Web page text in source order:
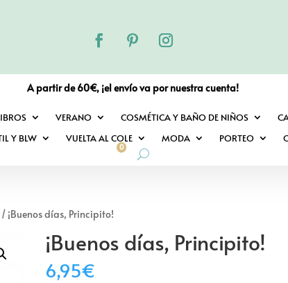
A partir de 60€, ¡el envío va por nuestra cuenta!
VERANO COSMÉTICA Y BAÑO DE NIÑOS
Y BLW
VUELTA AL COLE MODA PORTEO
0
/ ¡Buenos días, Principito!
¡Buenos días, Principito!
6,95€